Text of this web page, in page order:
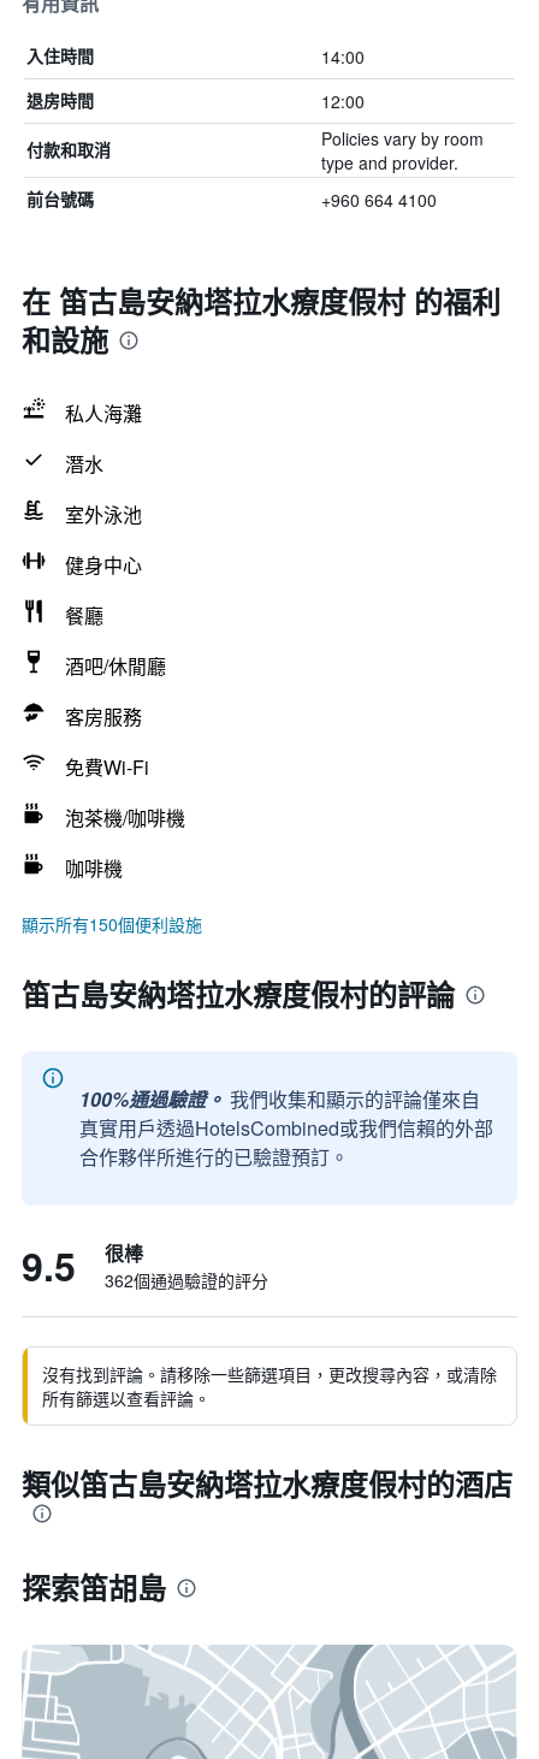
入住時間 14:00
退房時間 12:00
付款和取消
Policies vary by room
type and provider.
前台號碼 +960 664 4100
在 笛古島安納塔拉水療度假村 的福利
和設施
私人海灘
潛水
室外泳池
健身中心
餐廳
酒吧/休閒廳
客房服務
免費Wi-Fi
泡茶機/咖啡機
咖啡機
顯示所有150個便利設施
笛古島安納塔拉水療度假村的評論
100%通過驗證。 我們收集和顯示的評論僅來自
真實用戶透過HotelsCombined或我們信賴的外部
合作夥伴所進行的已驗證預訂。
9.5 很棒
362個通過驗證的評分
沒有找到評論。請移除一些篩選項目，更改搜尋內容，或清除
所有篩選以查看評論。
類似笛古島安納塔拉水療度假村的酒店
探索笛胡島